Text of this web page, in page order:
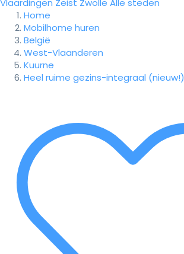
Vlaardingen Zeist Zwolle Alle steden
Home
Mobilhome huren
België
West-Vlaanderen
Kuurne
Heel ruime gezins-integraal (nieuw!)